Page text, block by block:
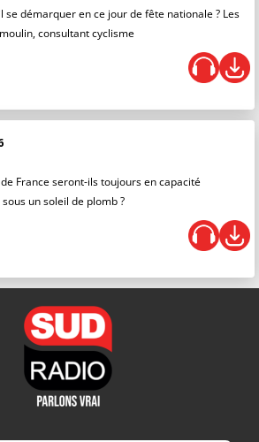
se démarquer en ce jour de fête nationale ? Les
consultant cyclisme
France seront-ils toujours en capacité
un soleil de plomb ?